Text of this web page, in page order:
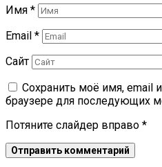
Имя *
Email *
Сайт
Сохранить моё имя, email
браузере для последующих
Потяните слайдер вправо *